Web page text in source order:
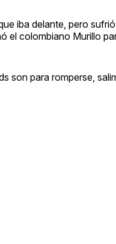
iba delante, pero
el colombiano Murillo
son para romperse,